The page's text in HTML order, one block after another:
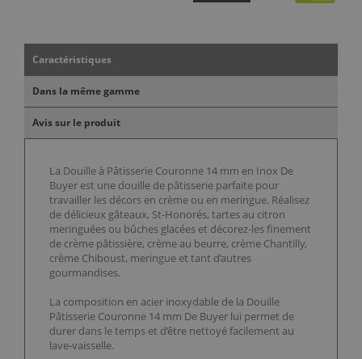
Caractéristiques
Dans la même gamme
Avis sur le produit
La Douille à Pâtisserie Couronne 14 mm en Inox De
Buyer est une douille de pâtisserie parfaite pour
travailler les décors en crème ou en meringue. Réalisez
de délicieux gâteaux, St-Honorés, tartes au citron
meringuées ou bûches glacées et décorez-les finement
de crème pâtissière, crème au beurre, crème Chantilly,
crème Chiboust, meringue et tant d’autres
gourmandises.
La composition en acier inoxydable de la Douille
Pâtisserie Couronne 14 mm De Buyer lui permet de
durer dans le temps et d’être nettoyé facilement au
lave-vaisselle.